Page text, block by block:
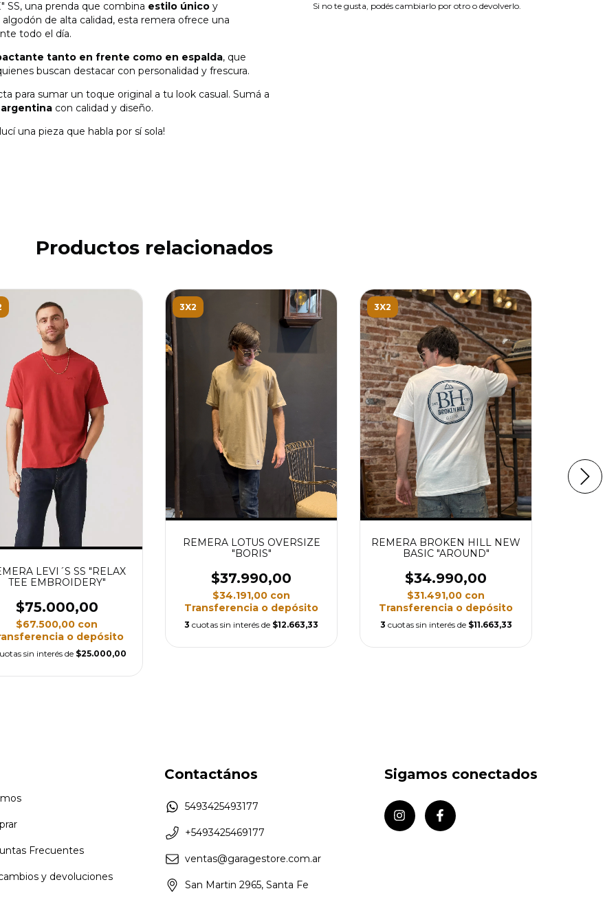
SS, una prenda que combina estilo único y
de alta calidad, esta remera ofrece una
todo el día.
tanto en frente como en espalda, que
buscan destacar con personalidad y frescura.
para sumar un toque original a tu look casual. Sumá a
con calidad y diseño.
una pieza que habla por sí sola!
Si no te gusta, podés cambiarlo por otro o devolverlo.
Productos relacionados
LEVI´S SS "RELAX
TEE EMBROIDERY"
$75.000,00
$67.500,00 con
o depósito
sin interés de $25.000,00
3X2
REMERA LOTUS OVERSIZE
"BORIS"
$37.990,00
$34.191,00 con
Transferencia o depósito
3 cuotas sin interés de $12.663,33
3X2
REMERA BROKEN HILL NEW
BASIC "AROUND"
$34.990,00
$31.491,00 con
Transferencia o depósito
3 cuotas sin interés de $11.663,33
Frecuentes
y devoluciones
Contactános
5493425493177
+5493425469177
ventas@garagestore.com.ar
San Martin 2965, Santa Fe
Sigamos conectados